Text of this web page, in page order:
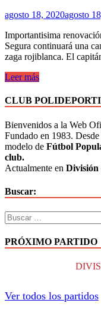
agosto 18, 2020agosto
Importantisima
Segura continuará una
zaga rojiblanca. El
Leer más
CLUB
Bienvenidos a la Web
Fundado en 1983.
modelo de Fútbol
club.
Actualmente en División
Buscar:
PRÓXIMO PARTIDO
Ver todos los partidos